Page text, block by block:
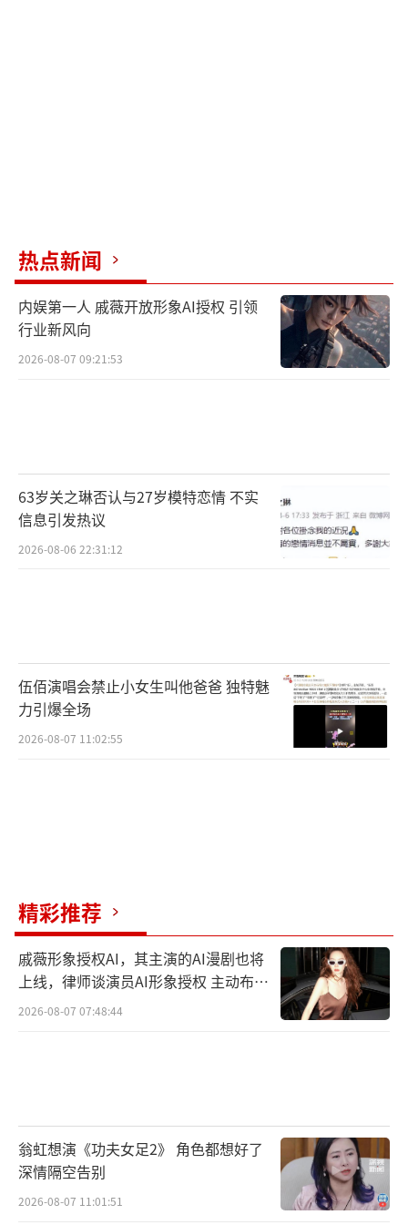
类和汽车人、巨无霸、恐惧兽三大阵营之间的
联合和对决，不仅升级了视效，扩大了动作场
面，更妥当表述了在邪恶和灾难面前，无论哪
个种族，只有同心协力才能抵抗一切的核心主
题。”而影片中登场的新角色同样广受喜爱，
的喜爱：“幻影这个角色是惊喜，话唠，社
牛，跟其他沉稳的汽车人比，多了一份调皮和
亲和力，接上了地气。”
彼得·库伦、罗恩·普尔曼、彼得·丁拉基、
杨紫琼等参与配音，目前已定档6月9日，敬请
期待。（责任编辑：郭一楠 CK001）
热点新闻
内娱第一人 戚薇开放形象AI授权 引领
行业新风向
2026-08-07 09:21:53
63岁关之琳否认与27岁模特恋情 不实
信息引发热议
2026-08-06 22:31:12
伍佰演唱会禁止小女生叫他爸爸 独特魅
力引爆全场
2026-08-07 11:02:55
精彩推荐
戚薇形象授权AI，其主演的AI漫剧也将
上线，律师谈演员AI形象授权 主动布局
数字资产
2026-08-07 07:48:44
翁虹想演《功夫女足2》 角色都想好了
深情隔空告别
2026-08-07 11:01:51